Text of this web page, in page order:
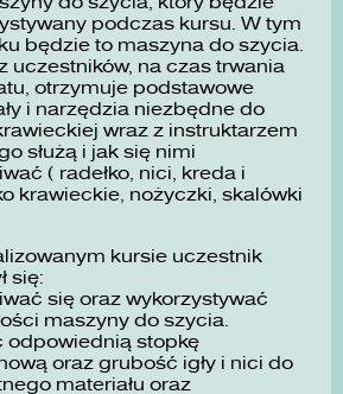
podczas kursu. W tym
będzie to maszyna do szycia.
uczestników, na czas trwania
otrzymuje podstawowe
i narzędzia niezbędne do
wraz z instruktarzem
służą i jak się nimi
( radełko, nici, kreda i
krawieckie, nożyczki, skalówki
kursie uczestnik
się:
się oraz wykorzystywać
maszyny do szycia.
odpowiednią stopkę
oraz grubość igły i nici do
materiału oraz